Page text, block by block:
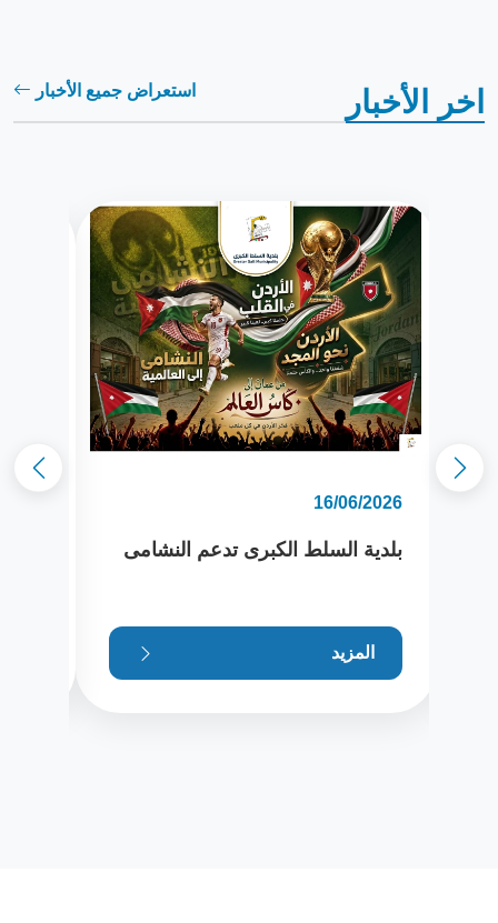
اخر الأخبار استعراض جميع الأخبار
16/06/2026
بلدية السلط الكبرى تدعم النشامى
المزيد